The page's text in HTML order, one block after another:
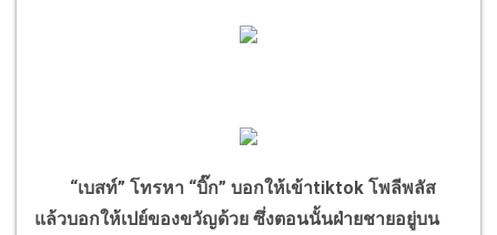
“เบสท์” โทรหา “บิ๊ก” บอกให้เข้าtiktok โพลีพลัส
แล้วบอกให้เปย์ของขวัญด้วย ซึ่งตอนนั้นฝ่ายชายอยู่บน